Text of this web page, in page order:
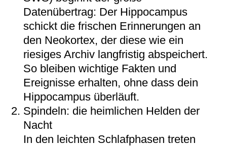
Datenübertrag: Der Hippocampus
schickt die frischen Erinnerungen an
den Neokortex, der diese wie ein
riesiges Archiv langfristig abspeichert.
So bleiben wichtige Fakten und
Ereignisse erhalten, ohne dass dein
Hippocampus überläuft.
Spindeln: die heimlichen Helden der
Nacht
In den leichten Schlafphasen treten